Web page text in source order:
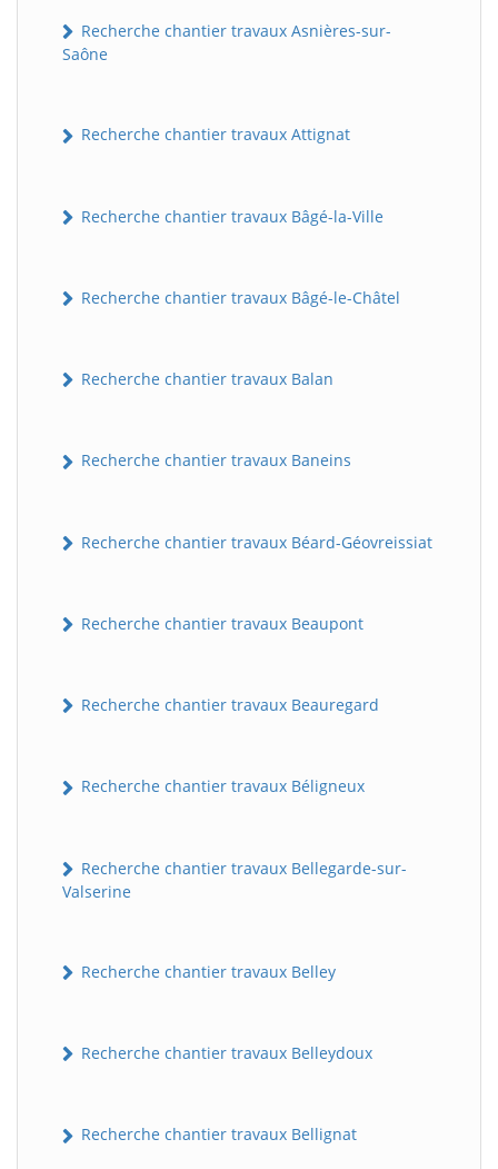
Recherche chantier travaux Asnières-sur-
Saône
Recherche chantier travaux Attignat
Recherche chantier travaux Bâgé-la-Ville
Recherche chantier travaux Bâgé-le-Châtel
Recherche chantier travaux Balan
Recherche chantier travaux Baneins
Recherche chantier travaux Béard-Géovreissiat
Recherche chantier travaux Beaupont
Recherche chantier travaux Beauregard
Recherche chantier travaux Béligneux
Recherche chantier travaux Bellegarde-sur-
Valserine
Recherche chantier travaux Belley
Recherche chantier travaux Belleydoux
Recherche chantier travaux Bellignat